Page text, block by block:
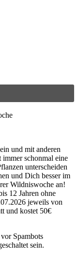
und mit anderen
schonmal eine
unterscheiden
und Dich besser im
Wildniswoche an!
12 Jahren ohne
jeweils von
und kostet 50€
Spambots
sein.